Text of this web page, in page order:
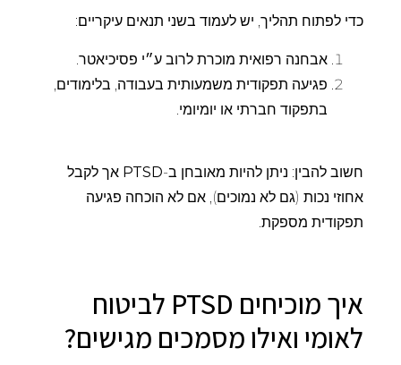
כדי לפתוח תהליך, יש לעמוד בשני תנאים עיקריים:
אבחנה רפואית מוכרת לרוב ע״י פסיכיאטר.
פגיעה תפקודית משמעותית בעבודה, בלימודים,
בתפקוד חברתי או יומיומי.
חשוב להבין: ניתן להיות מאובחן ב-PTSD אך לקבל
אחוזי נכות (גם לא נמוכים), אם לא הוכחה פגיעה
תפקודית מספקת.
איך מוכיחים PTSD לביטוח
לאומי ואילו מסמכים מגישים?